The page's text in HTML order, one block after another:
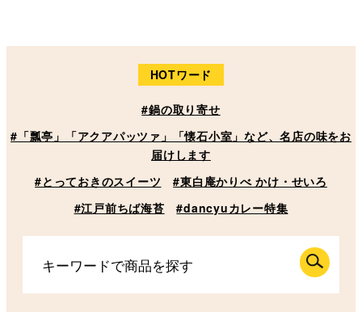
HOTワード
#鍋の取り寄せ
#「瓢亭」「アクアパッツァ」「懐石小室」など、名店の味をお
届けします
#とっておきのスイーツ
#東白庵かりべ かけ・せいろ
#江戸前ちば海苔
#dancyuカレー特集